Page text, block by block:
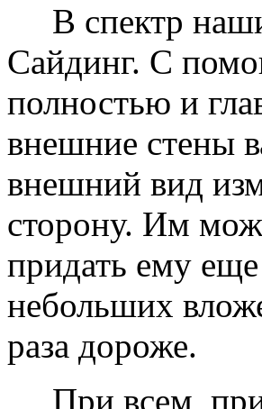
В спектр
Сайдинг. С
полностью и
внешние стены
внешний вид
сторону. Им
придать ему
небольших
раза дороже.
При всем, при